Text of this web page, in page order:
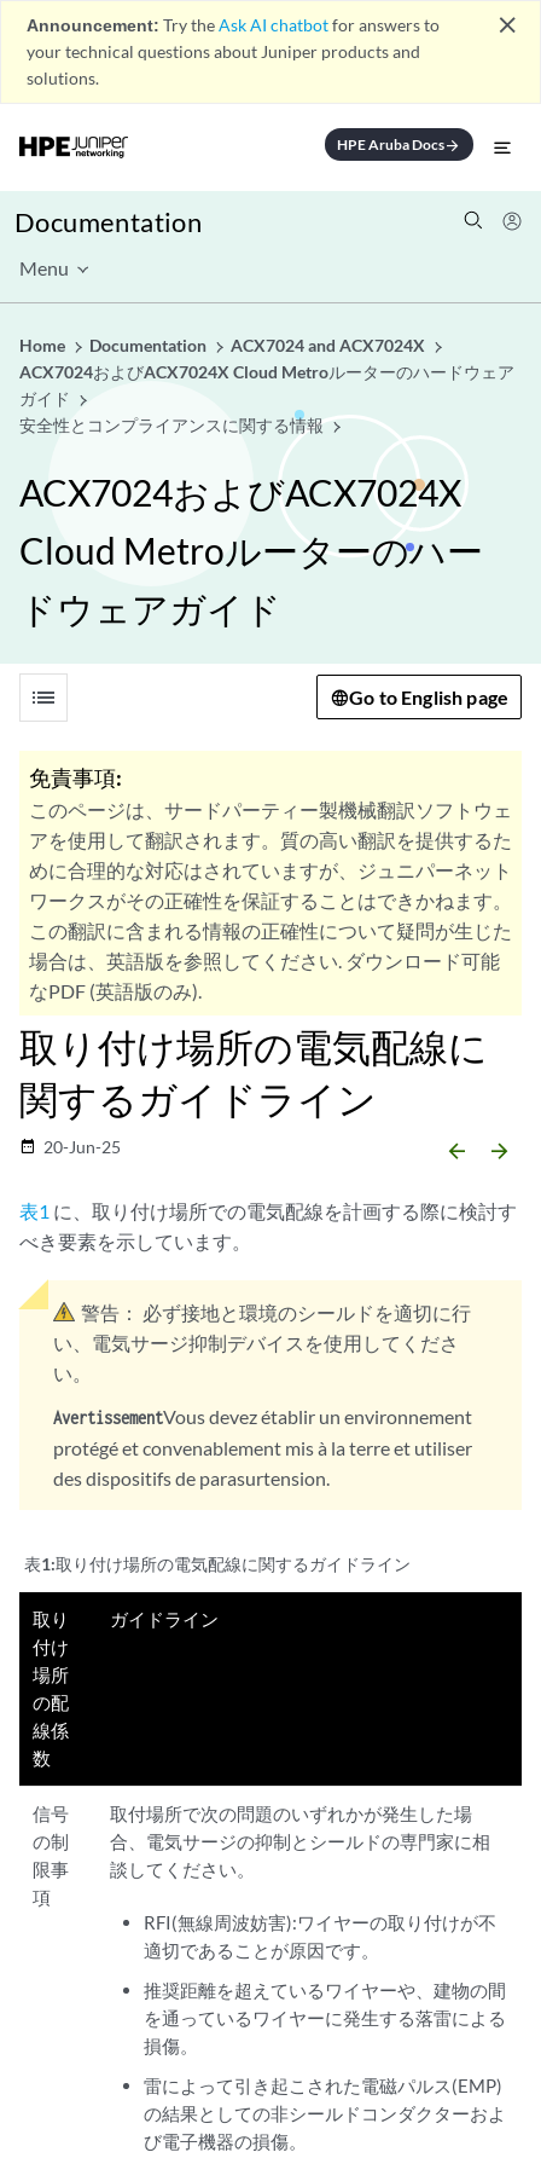
Announcement: Try theAsk AI chatbotfor answers to
your technical questions about Juniper products and
solutions.
close
HPE Aruba Docsarrow_forward
Documentation
Menu
Home Documentation
ACX7024 and ACX7024X
ACX7024およびACX7024X Cloud Metroルーターのハードウェア
ガイド
安全性とコンプライアンスに関する情報
ACX7024およびACX7024X
Cloud Metroルーターのハー
ドウェアガイド
list Go to English page
免責事項:
このページは、サードパーティー製機械翻訳ソフトウェ
アを使用して翻訳されます。質の高い翻訳を提供するた
めに合理的な対応はされていますが、ジュニパーネット
ワークスがその正確性を保証することはできかねます。
この翻訳に含まれる情報の正確性について疑問が生じた
場合は、英語版を参照してください. ダウンロード可能
なPDF (英語版のみ).
取り付け場所の電気配線に
関するガイドライン
date_range 20-Jun-25 arrow_backward arrow_forward
表1 に、取り付け場所での電気配線を計画する際に検討す
べき要素を示しています。
警告： 必ず接地と環境のシールドを適切に行
い、電気サージ抑制デバイスを使用してくださ
い。
AvertissementVous devez établir un environnement
protégé et convenablement mis à la terre et utiliser
des dispositifs de parasurtension.
表1:取り付け場所の電気配線に関するガイドライン
取り
付け
場所
の配
線係
数
ガイドライン
信号
の制
限事
項
取付場所で次の問題のいずれかが発生した場
合、電気サージの抑制とシールドの専門家に相
談してください。
RFI(無線周波妨害):ワイヤーの取り付けが不
適切であることが原因です。
推奨距離を超えているワイヤーや、建物の間
を通っているワイヤーに発生する落雷による
損傷。
雷によって引き起こされた電磁パルス(EMP)
の結果としての非シールドコンダクターおよ
び電子機器の損傷。